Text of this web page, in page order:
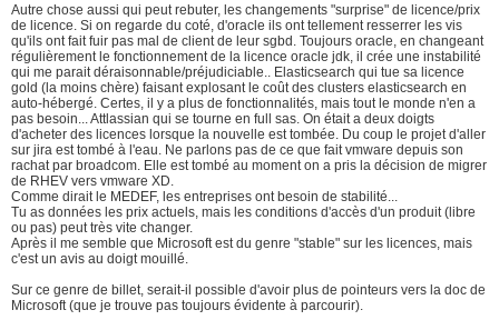
Autre chose aussi qui peut rebuter, les changements "surprise" de licence/prix
de licence. Si on regarde du coté, d'oracle ils ont tellement resserrer les vis
qu'ils ont fait fuir pas mal de client de leur sgbd. Toujours oracle, en changeant
régulièrement le fonctionnement de la licence oracle jdk, il crée une instabilité
qui me parait déraisonnable/préjudiciable.. Elasticsearch qui tue sa licence
gold (la moins chère) faisant explosant le coût des clusters elasticsearch en
auto-hébergé. Certes, il y a plus de fonctionnalités, mais tout le monde n'en a
pas besoin... Attlassian qui se tourne en full sas. On était a deux doigts
d'acheter des licences lorsque la nouvelle est tombée. Du coup le projet d'aller
sur jira est tombé à l'eau. Ne parlons pas de ce que fait vmware depuis son
rachat par broadcom. Elle est tombé au moment on a pris la décision de migrer
de RHEV vers vmware XD.
Comme dirait le MEDEF, les entreprises ont besoin de stabilité...
Tu as données les prix actuels, mais les conditions d'accès d'un produit (libre
ou pas) peut très vite changer.
Après il me semble que Microsoft est du genre "stable" sur les licences, mais
c'est un avis au doigt mouillé.
Sur ce genre de billet, serait-il possible d'avoir plus de pointeurs vers la doc de
Microsoft (que je trouve pas toujours évidente à parcourir).